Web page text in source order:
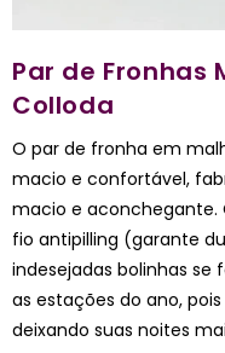
Par de Fronhas
Colloda
O par de fronha em
macio e confortável,
macio e aconchegante.
fio antipilling (garante
indesejadas bolinhas se
as estações do ano,
deixando suas noites